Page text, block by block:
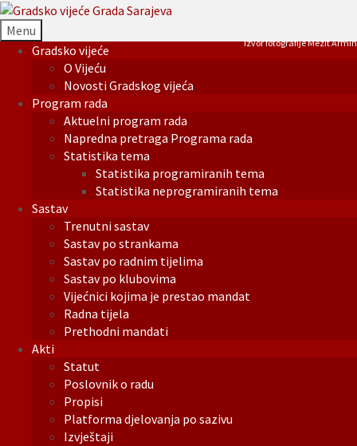
Menu
Gradsko vijeće
O Vijeću
Novosti Gradskog vijeća
Program rada
Aktuelni program rada
Napredna pretraga Programa rada
Statistika tema
Statistika programiranih tema
Statistika neprogramiranih tema
Sastav
Trenutni sastav
Sastav po strankama
Sastav po radnim tijelima
Sastav po klubovima
Vijećnici kojima je prestao mandat
Radna tijela
Prethodni mandati
Akti
Statut
Poslovnik o radu
Propisi
Platforma djelovanja po sazivu
Izvještaji
Izvor fotografije Mezit Armin